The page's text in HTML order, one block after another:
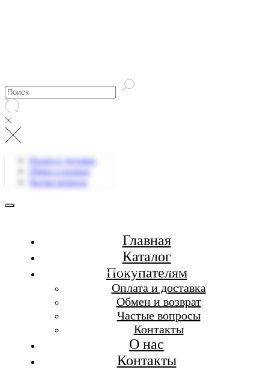
Бесплатная доставка при заказе от 7 000 р.
Оплата и доставка
Обмен и возврат
Частые вопросы
Главная
Каталог
Покупателям
Оплата и доставка
Обмен и возврат
Частые вопросы
Контакты
О нас
Контакты